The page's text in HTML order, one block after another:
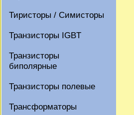
Тиристоры / Симисторы
Транзисторы IGBT
Транзисторы
биполярные
Транзисторы полевые
Трансформаторы